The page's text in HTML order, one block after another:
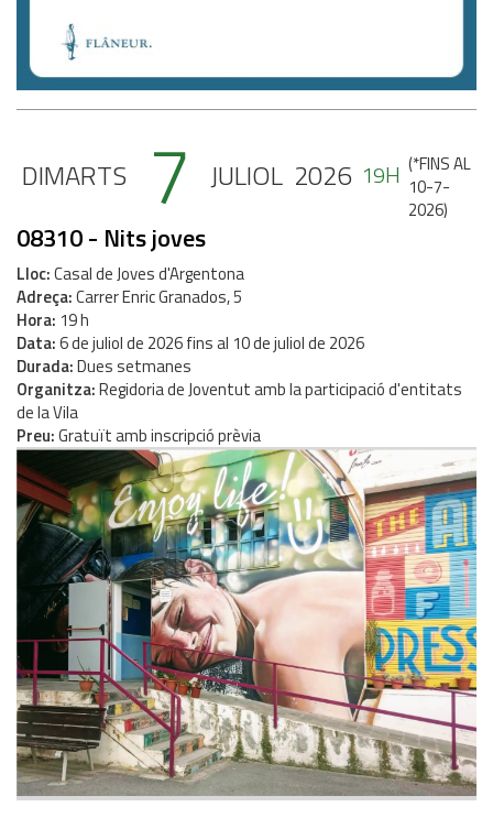
DIMARTS 7 JULIOL 2026 19H (*FINS AL
10-7-
2026)
08310 - Nits joves
Lloc Casal de Joves d'Argentona
Adreça Carrer Enric Granados, 5
Hora 19 h
Data 6dejuliolde 2026fins al 10dejuliolde 2026
Durada Dues setmanes
Organitza Regidoria de Joventut amb la participació d'entitats
de la Vila
Preu Gratuït amb inscripció prèvia